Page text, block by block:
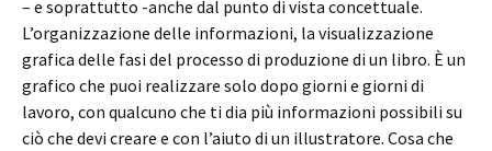
– e soprattutto -anche dal punto di vista concettuale.
L’organizzazione delle informazioni, la visualizzazione
grafica delle fasi del processo di produzione di un libro. È un
grafico che puoi realizzare solo dopo giorni e giorni di
lavoro, con qualcuno che ti dia più informazioni possibili su
ciò che devi creare e con l’aiuto di un illustratore. Cosa che